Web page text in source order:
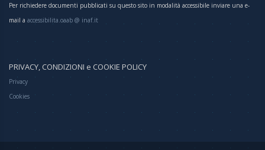
Per richiedere documenti pubblicati su questo sito in modalità accessibile inviare una e-
mail a accessibilita.oaab @ inaf.it
PRIVACY, CONDIZIONI e COOKIE POLICY
Privacy
Cookies